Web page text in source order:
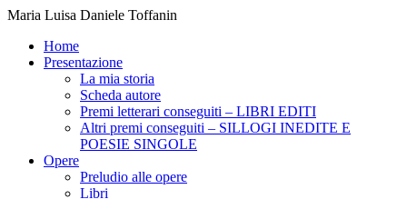
Maria Luisa Daniele Toffanin
Home
Presentazione
La mia storia
Scheda autore
Premi letterari conseguiti – LIBRI EDITI
Altri premi conseguiti – SILLOGI INEDITE E
POESIE SINGOLE
Opere
Preludio alle opere
Libri